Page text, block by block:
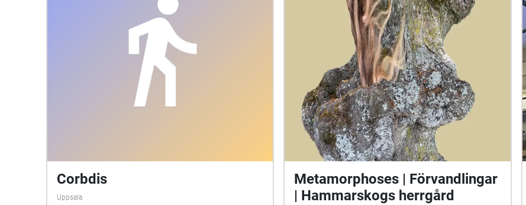
Corbdis
Uppsala
Metamorphoses | Förvandlingar
| Hammarskogs herrgård